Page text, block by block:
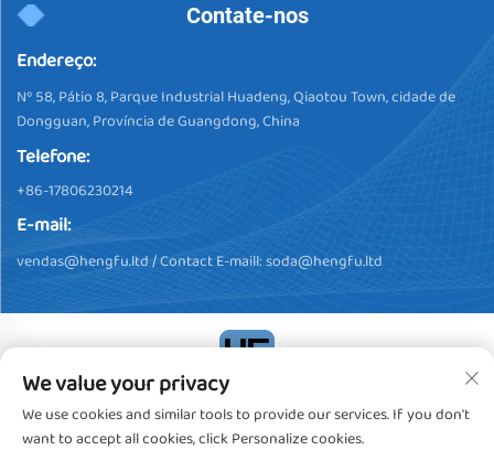
Contate-nos
Endereço:
Nº 58, Pátio 8, Parque Industrial Huadeng, Qiaotou Town, cidade de
Dongguan, Província de Guangdong, China
Telefone:
+86-17806230214
E-mail:
vendas@hengfu.ltd/ Contact E-maill:soda@hengfu.ltd
Direitos Autorais © 2024, Dongguan Hengfu Plastic Products Co.,
Ltd. Todos os Direitos ReservadosPolítica de privacidade
We value your privacy
We use cookies and similar tools to provide our services. If you don't
want to accept all cookies, click Personalize cookies.